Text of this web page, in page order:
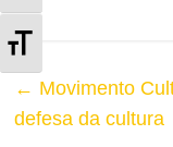
t
e
A
t
← Movimento
defesa da cultura